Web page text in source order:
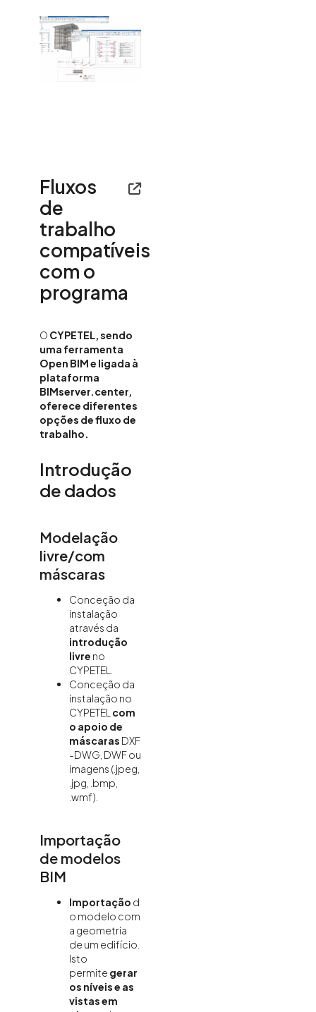
Fluxos
de
trabalho
compatíveis
com o
programa
O CYPETEL, sendo
uma ferramenta
Open BIM e ligada à
plataforma
BIMserver.center,
oferece diferentes
opções de fluxo de
trabalho.
Introdução
de dados
Modelação
livre/com
máscaras
Conceção da
instalação
através da
introdução
livre no
CYPETEL.
Conceção da
instalação no
CYPETEL com
o apoio de
máscaras DXF
-DWG, DWF ou
imagens (.jpeg,
.jpg, .bmp,
.wmf).
Importação
de modelos
BIM
Importação d
o modelo com
a geometria
de um edifício.
Isto
permite gerar
os níveis e as
vistas em